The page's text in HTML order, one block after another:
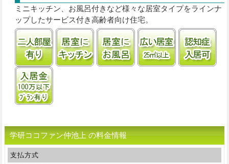
ミニキッチン、お風呂付きなど様々な居室タイプをラインナ
ップしたサービス付き高齢者向け住宅。
二人部屋あり居室にキッチンあり居室に風呂あり居室25㎡以上認
入居金100万円以下プランあり
学研ココファン仲池上 の料金情報
支払方式